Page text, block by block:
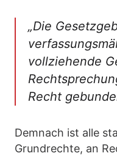
„Die
vollziehende
Recht
Demnach ist alle
Grundrechte, an